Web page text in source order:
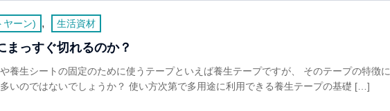
ヤーン) , 生活資材
まっすぐ切れるのか？
養生シートの固定のために使うテープといえば養生テープですが、 そのテープの特徴に
いのではないでしょうか？ 使い方次第で多用途に利用できる養生テープの基礎 […]